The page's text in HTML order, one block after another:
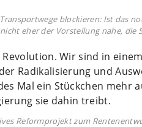
blockieren: Ist das
eher der Vorstellung nahe, die
Wir sind in
Radikalisierung und
Mal ein Stückchen mehr
sie dahin treibt.
Reformprojekt zum